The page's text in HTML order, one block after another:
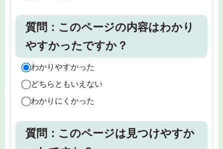
質問：このページの内容はわかり
やすかったですか？
わかりやすかった
どちらともいえない
わかりにくかった
質問：このページは見つけやすか